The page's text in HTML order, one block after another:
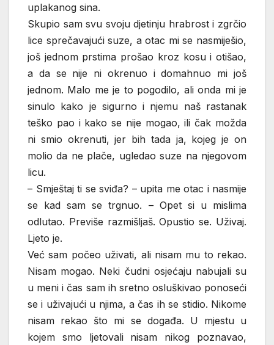
uplakanog sina.
Skupio sam svu svoju djetinju hrabrost i zgrčio
lice sprečavajući suze, a otac mi se nasmiješio,
još jednom prstima prošao kroz kosu i otišao,
a da se nije ni okrenuo i domahnuo mi još
jednom. Malo me je to pogodilo, ali onda mi je
sinulo kako je sigurno i njemu naš rastanak
teško pao i kako se nije mogao, ili čak možda
ni smio okrenuti, jer bih tada ja, kojeg je on
molio da ne plače, ugledao suze na njegovom
licu.
– Smještaj ti se sviđa? – upita me otac i nasmije
se kad sam se trgnuo. – Opet si u mislima
odlutao. Previše razmišljaš. Opustio se. Uživaj.
Ljeto je.
Već sam počeo uživati, ali nisam mu to rekao.
Nisam mogao. Neki čudni osjećaju nabujali su
u meni i čas sam ih sretno osluškivao ponoseći
se i uživajući u njima, a čas ih se stidio. Nikome
nisam rekao što mi se događa. U mjestu u
kojem smo ljetovali nisam nikog poznavao,